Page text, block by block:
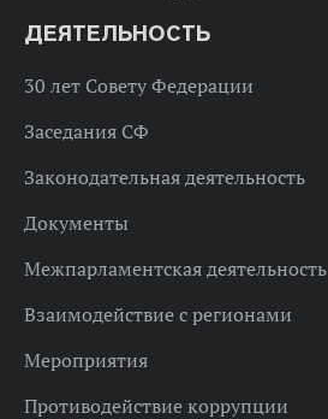
ДЕЯТЕЛЬНОСТЬ
30 лет Совету Федерации
Заседания СФ
Законодательная деятельность
Документы
Межпарламентская деятельность
Взаимодействие с регионами
Мероприятия
Противодействие коррупции